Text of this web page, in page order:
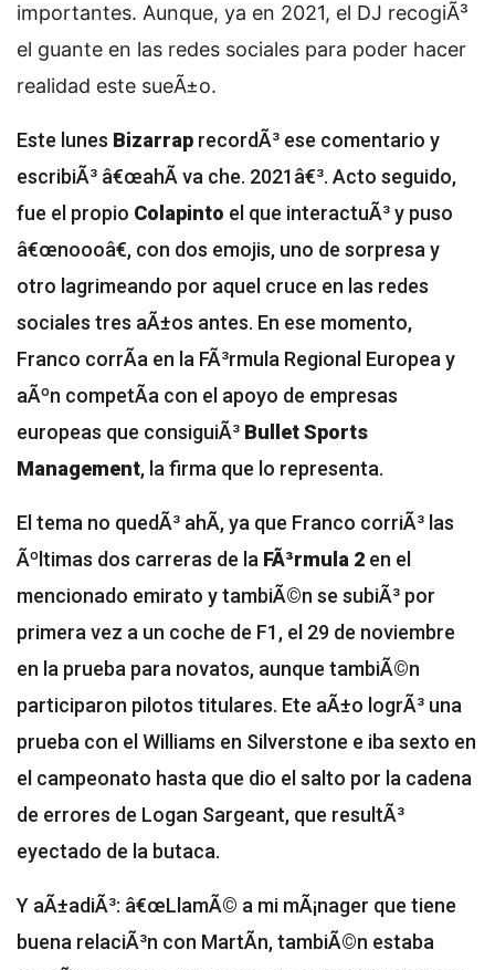
importantes. Aunque, ya en 2021, el DJ recogiÃ³
el guante en las redes sociales para poder hacer
realidad este sueÃ±o.
Este lunes Bizarrap recordÃ³ ese comentario y
escribiÃ³ â€œahÃ­ va che. 2021â€³. Acto seguido,
fue el propio Colapinto el que interactuÃ³ y puso
â€œnoooâ€, con dos emojis, uno de sorpresa y
otro lagrimeando por aquel cruce en las redes
sociales tres aÃ±os antes. En ese momento,
Franco corrÃ­a en la FÃ³rmula Regional Europea y
aÃºn competÃ­a con el apoyo de empresas
europeas que consiguiÃ³ Bullet Sports
Management, la firma que lo representa.
El tema no quedÃ³ ahÃ­, ya que Franco corriÃ³ las
Ãºltimas dos carreras de la FÃ³rmula 2 en el
mencionado emirato y tambiÃ©n se subiÃ³ por
primera vez a un coche de F1, el 29 de noviembre
en la prueba para novatos, aunque tambiÃ©n
participaron pilotos titulares. Ete aÃ±o logrÃ³ una
prueba con el Williams en Silverstone e iba sexto en
el campeonato hasta que dio el salto por la cadena
de errores de Logan Sargeant, que resultÃ³
eyectado de la butaca.
Y aÃ±adiÃ³: â€œLlamÃ© a mi mÃ¡nager que tiene
buena relaciÃ³n con MartÃ­n, tambiÃ©n estaba